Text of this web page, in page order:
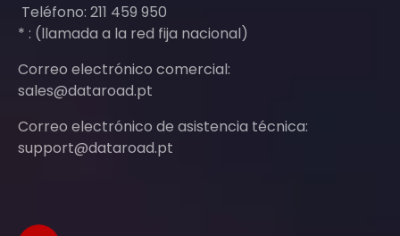
Teléfono: 211 459 950
* : (llamada a la red fija nacional)
Correo electrónico comercial:
sales@dataroad.pt
Correo electrónico de asistencia técnica:
support@dataroad.pt